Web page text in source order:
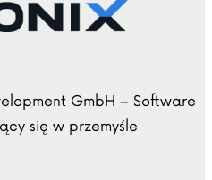
GmbH – Software
się w przemyśle